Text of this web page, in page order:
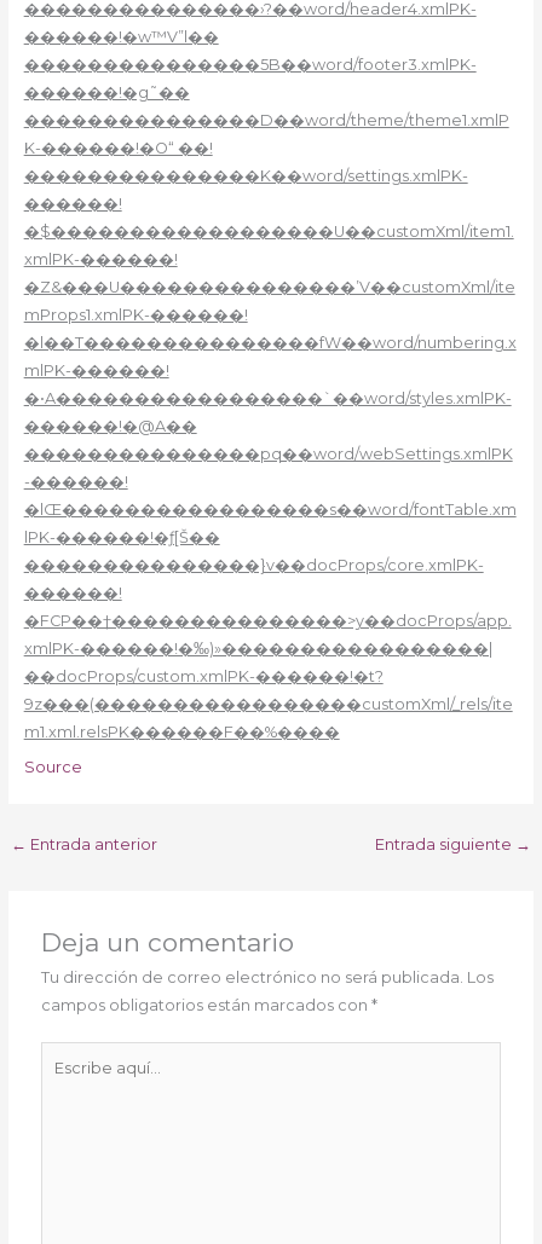
���������������›?��word/header4.xmlPK-
������!�w™V”l��
���������������5B��word/footer3.xmlPK-
������!�g˜��
���������������D��word/theme/theme1.xmlP
K-������!�O“ ��!
���������������K��word/settings.xmlPK-
������!
�$������������������U��customXml/item1.
xmlPK-������!
�Z&���U���������������’V��customXml/ite
mProps1.xmlPK-������!
�l��T���������������fW��word/numbering.x
mlPK-������!
�•A�����������������`��word/styles.xmlPK-
������!�@A��
���������������pq��word/webSettings.xmlPK
-������!
�lŒ�����������������s��word/fontTable.xm
lPK-������!�ƒ[Š��
���������������}v��docProps/core.xmlPK-
������!
�FCP��†���������������>y��docProps/app.
xmlPK-������!�‰)»�����������������|
��docProps/custom.xmlPK-������!�t?
9z���(�����������������customXml/_rels/ite
m1.xml.relsPK������F��%����
Source
← Entrada anterior Entrada siguiente →
Deja un comentario
Tu dirección de correo electrónico no será publicada. Los
campos obligatorios están marcados con*